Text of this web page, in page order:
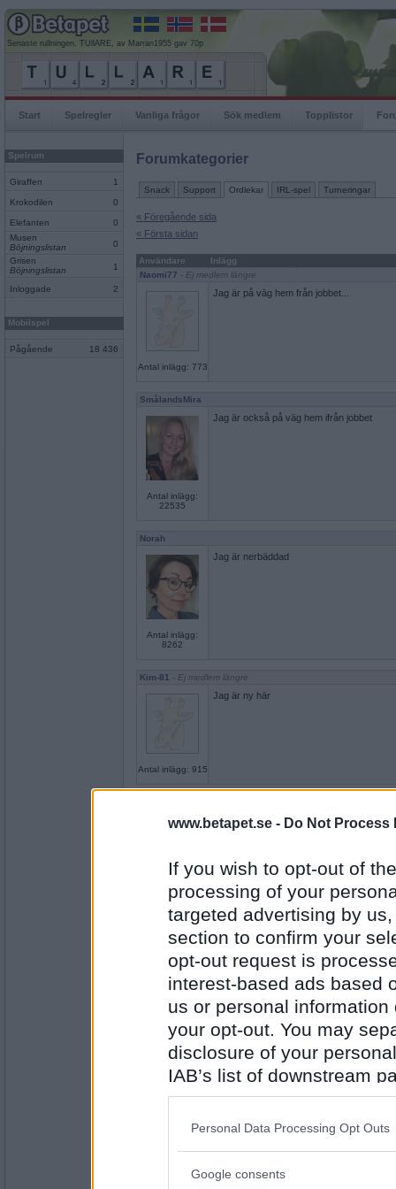
www.betapet.se - Do Not Process
If you wish to opt-out of
processing of your
targeted advertising by
section to confirm your
opt-out request is
interest-based ads based
us or personal
your opt-out. You may
disclosure of your
IAB’s list of downstream
also be disclosed by us
Downstream Participants
Please note that this
Personal Data Processing Opt Outs
Google consents
Senaste rullningen, TUllARE, av Marran1955 gav 70p
Start Spelregler Vanliga frågor Sök medlem Topplistor
Spelrum
Giraffen 1
Krokodilen 0
Elefanten
0
Musen
Böjningslistan
0
Grisen
Böjningslistan
1
Inloggade 2
Mobilspel
Pågående 18 436
Forumkategorier
Snack Support Ordlekar IRL-spel Turneringar
« Föregående sida
« Första sidan
Användare
Inlägg
Naomi77 - Ej medlem längre
Antal inlägg: 773
Jag är på väg hem från jobbet...
SmålandsMira
Antal inlägg:
22535
Jag är också på väg hem ifrån jobbet
Norah
Antal inlägg:
8262
Jag är nerbäddad
Kim-81 - Ej medlem längre
Antal inlägg: 915
Jag är ny här
Antal inlägg:
22535
Jag är sådär sugen på att åka till Sthlm
- Ej medlem längre
Antal inlägg:
1728
Jag är nyfiken
Och välkommen Kim-81
SmålandsMira
Antal inlägg: